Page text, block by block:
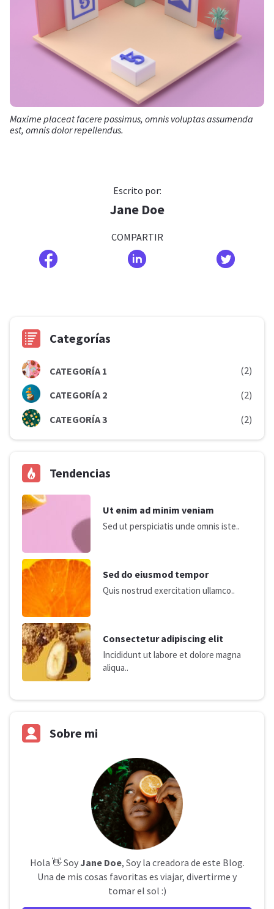
Maxime placeat facere possimus, omnis voluptas assumenda
est, omnis dolor repellendus.
Escrito por:
Jane Doe
COMPARTIR
Categorías
CATEGORÍA 1
(2)
CATEGORÍA 2
(2)
CATEGORÍA 3
(2)
Tendencias
Ut enim ad minim veniam
Sed ut perspiciatis unde omnis iste..
Sed do eiusmod tempor
Quis nostrud exercitation ullamco..
Consectetur adipiscing elit
Incididunt ut labore et dolore magna
aliqua..
Sobre mi
Hola 👋 Soy Jane Doe, Soy la creadora de este Blog.
Una de mis cosas favoritas es viajar, divertirme y
tomar el sol :)